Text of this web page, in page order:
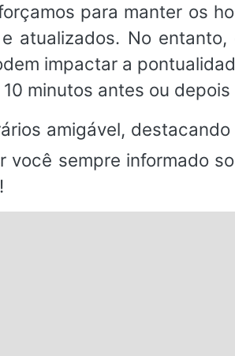
para manter os
atualizados. No
impactar a
minutos antes ou
amigável,
você sempre informado